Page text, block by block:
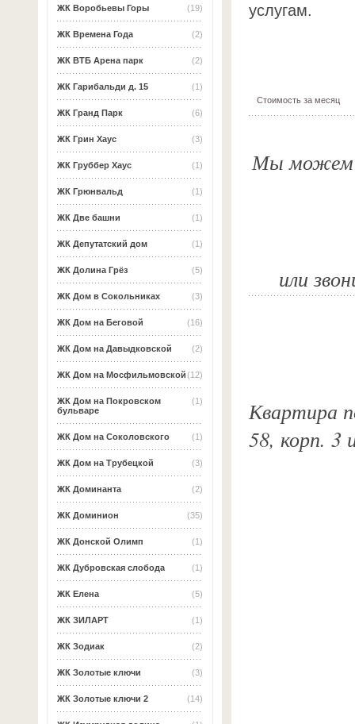
(19)
ЖК Воробьевы Горы
(2)
ЖК Времена Года
(2)
ЖК ВТБ Арена парк
(1)
ЖК Гарибальди д. 15
(6)
ЖК Гранд Парк
(3)
ЖК Грин Хаус
(1)
ЖК Груббер Хаус
(1)
ЖК Грюнвальд
(1)
ЖК Две башни
(1)
ЖК Депутатский дом
(5)
ЖК Долина Грёз
(3)
ЖК Дом в Сокольниках
(16)
ЖК Дом на Беговой
(2)
ЖК Дом на Давыдковской
(12)
ЖК Дом на Мосфильмовской
(1)
ЖК Дом на Покровском
бульваре
(1)
ЖК Дом на Соколовского
(3)
ЖК Дом на Трубецкой
(2)
ЖК Доминанта
(35)
ЖК Доминион
(1)
ЖК Донской Олимп
(1)
ЖК Дубровская слобода
(5)
ЖК Елена
(1)
ЖК ЗИЛАРТ
(2)
ЖК Зодиак
(3)
ЖК Золотые ключи
(14)
ЖК Золотые ключи 2
услугам.
Стоимость за месяц
Мы можем
или
Квартира
58, корп. 3